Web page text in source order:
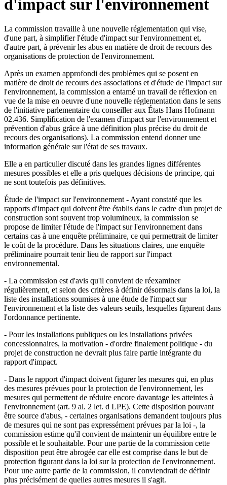
d'impact sur l'environnement
La commission travaille à une nouvelle réglementation qui vise,
d'une part, à simplifier l'étude d'impact sur l'environnement et,
d'autre part, à prévenir les abus en matière de droit de recours des
organisations de protection de l'environnement.
Après un examen approfondi des problèmes qui se posent en
matière de droit de recours des associations et d'étude de l'impact sur
l'environnement, la commission a entamé un travail de réflexion en
vue de la mise en oeuvre d'une nouvelle réglementation dans le sens
de l'initiative parlementaire du conseiller aux États Hans Hofmann
02.436. Simplification de l'examen d'impact sur l'environnement et
prévention d'abus grâce à une définition plus précise du droit de
recours des organisations). La commission entend donner une
information générale sur l'état de ses travaux.
Elle a en particulier discuté dans les grandes lignes différentes
mesures possibles et elle a pris quelques décisions de principe, qui
ne sont toutefois pas définitives.
Étude de l'impact sur l'environnement - Ayant constaté que les
rapports d'impact qui doivent être établis dans le cadre d'un projet de
construction sont souvent trop volumineux, la commission se
propose de limiter l'étude de l'impact sur l'environnement dans
certains cas à une enquête préliminaire, ce qui permettrait de limiter
le coût de la procédure. Dans les situations claires, une enquête
préliminaire pourrait tenir lieu de rapport sur l'impact
environnemental.
- La commission est d'avis qu'il convient de réexaminer
régulièrement, et selon des critères à définir désormais dans la loi, la
liste des installations soumises à une étude de l'impact sur
l'environnement et la liste des valeurs seuils, lesquelles figurent dans
l'ordonnance pertinente.
- Pour les installations publiques ou les installations privées
concessionnaires, la motivation - d'ordre finalement politique - du
projet de construction ne devrait plus faire partie intégrante du
rapport d'impact.
- Dans le rapport d'impact doivent figurer les mesures qui, en plus
des mesures prévues pour la protection de l'environnement, les
mesures qui permettent de réduire encore davantage les atteintes à
l'environnement (art. 9 al. 2 let. d LPE). Cette disposition pouvant
être source d'abus, - certaines organisations demandent toujours plus
de mesures qui ne sont pas expressément prévues par la loi -, la
commission estime qu'il convient de maintenir un équilibre entre le
possible et le souhaitable. Pour une partie de la commission cette
disposition peut être abrogée car elle est comprise dans le but de
protection figurant dans la loi sur la protection de l'environnement.
Pour une autre partie de la commission, il conviendrait de définir
plus précisément de quelles autres mesures il s'agit.